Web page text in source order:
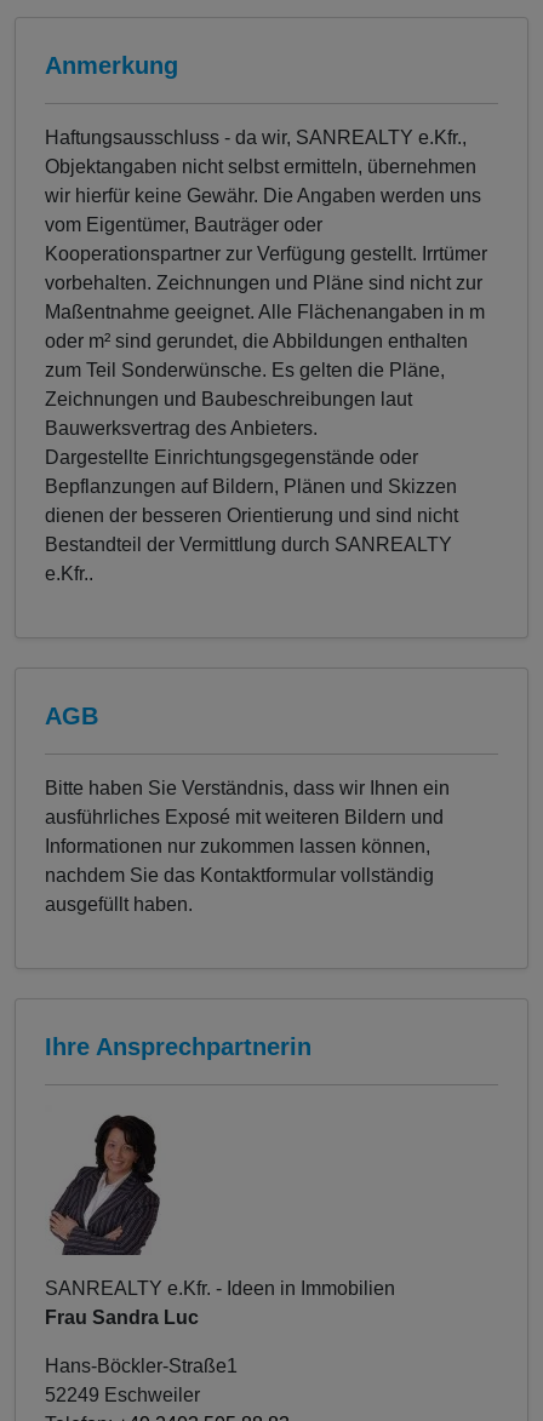
Anmerkung
Haftungsausschluss - da wir, SANREALTY e.Kfr.,
Objektangaben nicht selbst ermitteln, übernehmen
wir hierfür keine Gewähr. Die Angaben werden uns
vom Eigentümer, Bauträger oder
Kooperationspartner zur Verfügung gestellt. Irrtümer
vorbehalten. Zeichnungen und Pläne sind nicht zur
Maßentnahme geeignet. Alle Flächenangaben in m
oder m² sind gerundet, die Abbildungen enthalten
zum Teil Sonderwünsche. Es gelten die Pläne,
Zeichnungen und Baubeschreibungen laut
Bauwerksvertrag des Anbieters.
Dargestellte Einrichtungsgegenstände oder
Bepflanzungen auf Bildern, Plänen und Skizzen
dienen der besseren Orientierung und sind nicht
Bestandteil der Vermittlung durch SANREALTY
e.Kfr..
AGB
Bitte haben Sie Verständnis, dass wir Ihnen ein
ausführliches Exposé mit weiteren Bildern und
Informationen nur zukommen lassen können,
nachdem Sie das Kontaktformular vollständig
ausgefüllt haben.
Ihre Ansprechpartnerin
SANREALTY e.Kfr. - Ideen in Immobilien
Frau Sandra Luc
Hans-Böckler-Straße1
52249 Eschweiler